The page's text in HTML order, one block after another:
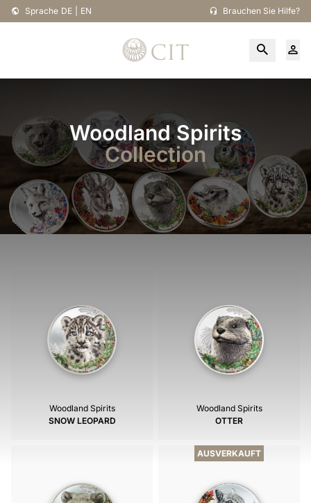
Sprache DE EN Brauchen Sie Hilfe?
Woodland Spirits
Collection
Woodland Spirits
SNOW LEOPARD
Woodland Spirits
OTTER
AUSVERKAUFT